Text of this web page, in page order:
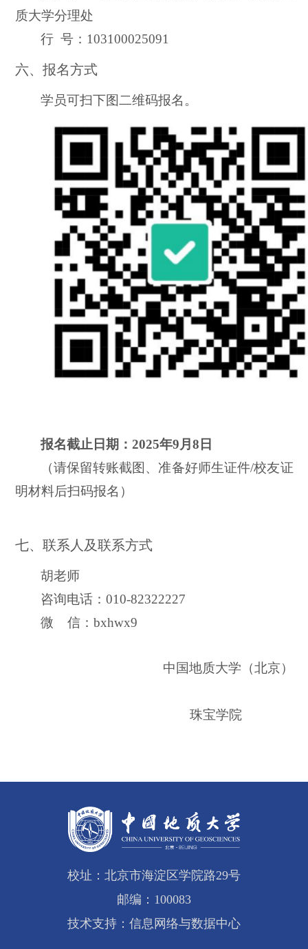
质大学分理处
行 号： 103100025091
六、报名方式
学员可扫下图二维码报名。
报名截止日期： 2025年9月 8 日
（请保留转账截图、准备好师生证件/校友证
明材料后扫码报名）
七、联系人及联系方式
胡老师
咨询电话： 010-82322227
微
信： bxhwx9
中国地质大学（北京）
珠宝学院
校址：北京市海淀区学院路29号
邮编：100083
技术支持：信息网络与数据中心